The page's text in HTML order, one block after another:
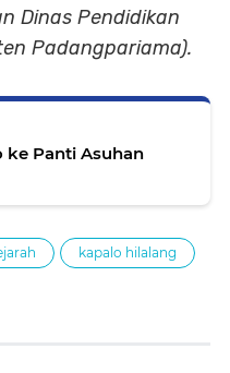
Dinas Pendidikan
Padangpariama).
ke Panti Asuhan
kapalo hilalang